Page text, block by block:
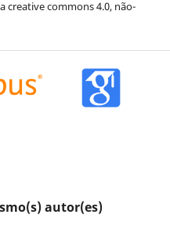
creative commons 4.0, não-
autor(es)